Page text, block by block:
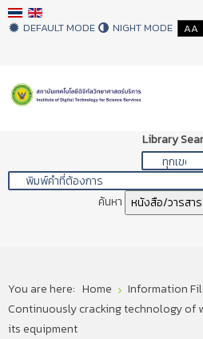
DEFAULT MODE NIGHT MODE AA
Library
ค้นหา หนังสือ/วารสาร
You are here: Home
Information
Continuously cracking technology of
its equipment